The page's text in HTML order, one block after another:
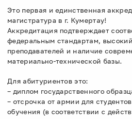
Это первая и единственная
магистратура в г. Кумертау!
Аккредитация подтверждает
федеральным стандартам,
преподавателей и наличие
материально‑технической базы.
Для абитуриентов это:
– диплом государственного
– отсрочка от армии для
обучения (в соответствии с